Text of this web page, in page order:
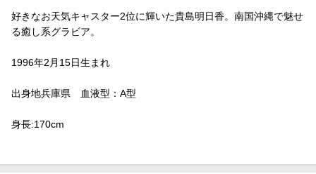
好きなお天気キャスター2位に輝いた貴島明日香。南国沖縄で魅せ
る癒し系グラビア。
1996年2月15日生まれ
出身地兵庫県 血液型：A型
身長:170cm